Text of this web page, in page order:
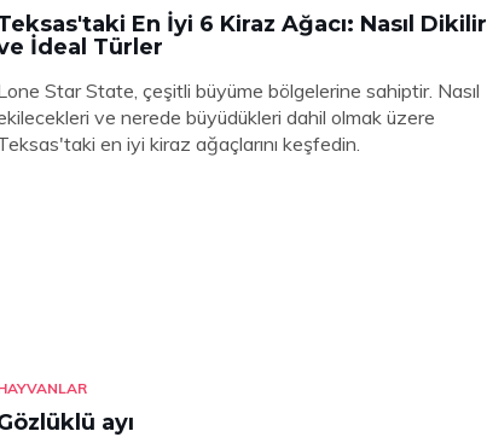
En İyi 6 Kiraz Ağacı: Nasıl Dikilir
İdeal Türler
Star State, çeşitli büyüme bölgelerine sahiptir. Nasıl
ve nerede büyüdükleri dahil olmak üzere
en iyi kiraz ağaçlarını keşfedin.
ayı